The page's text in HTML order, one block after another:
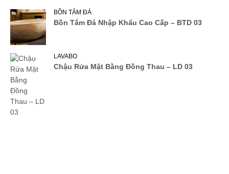
BỒN TẮM ĐÁ
Bồn Tắm Đá Nhập Khẩu Cao Cấp – BTD 03
LAVABO
Chậu Rửa Mặt Bằng Đồng Thau – LD 03